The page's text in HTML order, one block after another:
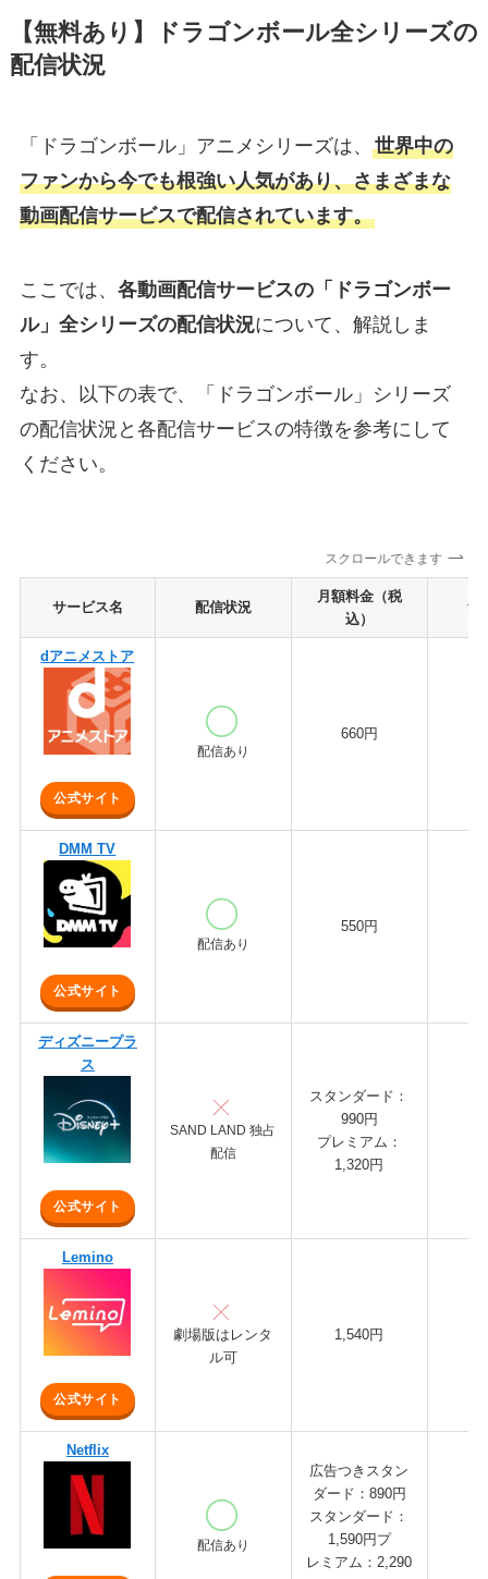
【無料あり】ドラゴンボール全シリーズの
配信状況
「ドラゴンボール」アニメシリーズは、 世界中の
ファンから今でも根強い人気があり、さまざまな
動画配信サービスで配信されています。
ここでは、 各動画配信サービスの「ドラゴンボー
ル」全シリーズの配信状況について、解説しま
す。
なお、以下の表で、「ドラゴンボール」シリーズ
の配信状況と各配信サービスの特徴を参考にして
ください。
スクロールできます
サービス名 配信状況
月額料金（税
込）
無
dアニメストア
公式サイト
配信あり
660円
DMM TV
公式サイト
配信あり
550円
ディズニープラ
ス
公式サイト
SAND LAND 独占
配信
スタンダード：
990円
プレミアム：
1,320円
Lemino
公式サイト
劇場版はレンタ
ル可
1,540円
Netflix
配信あり
広告つきスタン
ダード：890円
スタンダード：
1,590円プ
レミアム：2,290